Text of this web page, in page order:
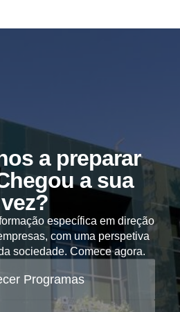
a preparar
a sua
vez?
específica em direção
com uma perspetiva
sociedade. Comece agora.
Programas